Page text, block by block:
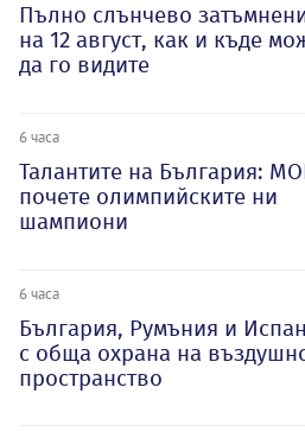
Пълно слънчево
на 12 август, как и къде
да го видите
6 часа
Талантите на България:
почете олимпийските ни
шампиони
6 часа
България, Румъния и
с обща охрана на
пространство